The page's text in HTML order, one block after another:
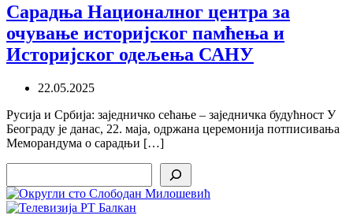
Сарадња Националног центра за
очување историјског памћења и
Историјског одељења САНУ
22.05.2025
Русија и Србија: заједничко сећање – заједничка будућност У
Београду је данас, 22. маја, одржана церемонија потписивања
Меморандума о сарадњи […]